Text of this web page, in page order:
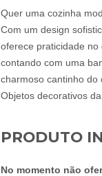
Quer uma cozinha
Com um design
oferece praticidade no
contando com uma
charmoso cantinho do
Objetos decorativos
No momento não
PRODUTO